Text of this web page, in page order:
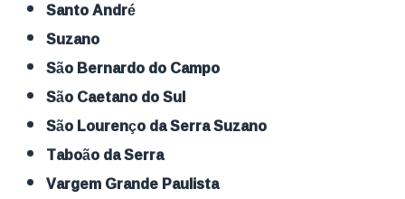
Santo André
Suzano
São Bernardo do Campo
São Caetano do Sul
São Lourenço da Serra Suzano
Taboão da Serra
Vargem Grande Paulista